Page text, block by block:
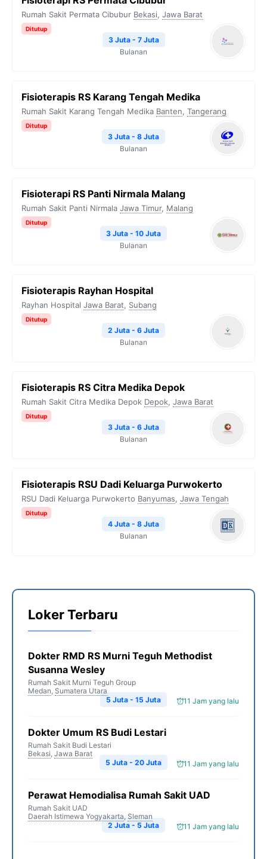
Rumah Sakit Permata Cibubur Bekasi, Jawa Barat
Ditutup
3 Juta - 7 Juta
Bulanan
Fisioterapis RS Karang Tengah Medika
Rumah Sakit Karang Tengah Medika Banten, Tangerang
Ditutup
3 Juta - 8 Juta
Bulanan
Fisioterapi RS Panti Nirmala Malang
Rumah Sakit Panti Nirmala Jawa Timur, Malang
Ditutup
3 Juta - 10 Juta
Bulanan
Fisioterapis Rayhan Hospital
Rayhan Hospital Jawa Barat, Subang
Ditutup
2 Juta - 6 Juta
Bulanan
Fisioterapis RS Citra Medika Depok
Rumah Sakit Citra Medika Depok Depok, Jawa Barat
Ditutup
3 Juta - 6 Juta
Bulanan
Fisioterapis RSU Dadi Keluarga Purwokerto
RSU Dadi Keluarga Purwokerto Banyumas, Jawa Tengah
Ditutup
4 Juta - 8 Juta
Bulanan
Loker Terbaru
Dokter RMD RS Murni Teguh Methodist
Susanna Wesley
Rumah Sakit Murni Teguh Group
Medan, Sumatera Utara
11 Jam yang lalu
5 Juta - 15 Juta
Dokter Umum RS Budi Lestari
Rumah Sakit Budi Lestari
Bekasi, Jawa Barat
11 Jam yang lalu
5 Juta - 20 Juta
Perawat Hemodialisa Rumah Sakit UAD
Rumah Sakit UAD
Daerah Istimewa Yogyakarta, Sleman
11 Jam yang lalu
2 Juta - 5 Juta